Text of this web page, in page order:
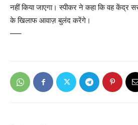
नहीं किया जाएगा। स्पीकर ने कहा कि वह केंद्र
के खिलाफ आवाज़ बुलंद करेंगे।
—–